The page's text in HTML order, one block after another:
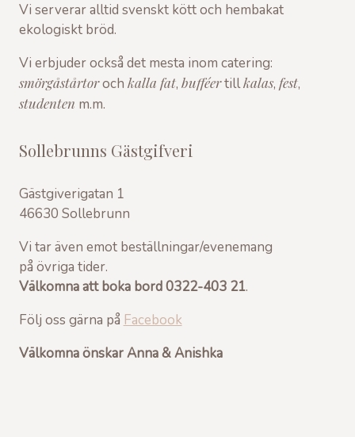
Vi serverar alltid svenskt kött och hembakat
ekologiskt bröd.
Vi erbjuder också det mesta inom catering:
smörgåstårtoroch kalla fat, bufféertillkalas, fest,
studenten m.m.
Sollebrunns Gästgifveri
Gästgiverigatan 1
46630 Sollebrunn
Vi tar även emot beställningar/evenemang
på övriga tider.
Välkomna att boka bord 0322-403 21.
Följ oss gärna på Facebook
Välkomna önskar Anna & Anishka